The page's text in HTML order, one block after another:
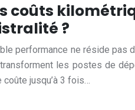
coûts
?
performance ne réside pas
les postes de
jusqu’à 3 fois…